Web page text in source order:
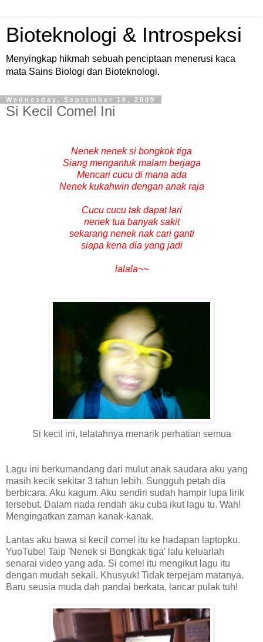
Bioteknologi & Introspeksi
Menyingkap hikmah sebuah penciptaan menerusi kaca
mata Sains Biologi dan Bioteknologi.
Wednesday, September 16, 2009
Si Kecil Comel Ini
Nenek nenek si bongkok tiga
Siang mengantuk malam berjaga
Mencari cucu di mana ada
Nenek kukahwin dengan anak raja
Cucu cucu tak dapat lari
nenek tua banyak sakit
sekarang nenek nak cari ganti
siapa kena dia yang jadi
lalala~~
Si kecil ini, telatahnya menarik perhatian semua
Lagu ini berkumandang dari mulut anak saudara aku yang
masih kecik sekitar 3 tahun lebih. Sungguh petah dia
berbicara. Aku kagum. Aku sendiri sudah hampir lupa lirik
tersebut. Dalam nada rendah aku cuba ikut lagu tu. Wah!
Mengingatkan zaman kanak-kanak.
Lantas aku bawa si kecil comel itu ke hadapan laptopku.
YuoTube! Taip 'Nenek si Bongkak tiga' lalu keluarlah
senarai video yang ada. Si comel itu mengikut lagu itu
dengan mudah sekali. Khusyuk! Tidak terpejam matanya.
Baru seusia muda dah pandai berkata, lancar pulak tuh!